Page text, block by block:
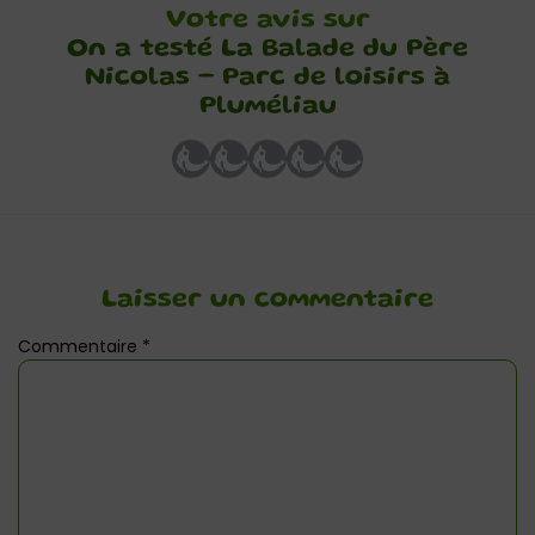
Votre avis sur
On a testé La Balade du Père
Nicolas – Parc de loisirs à
Pluméliau
Laisser un commentaire
Commentaire *